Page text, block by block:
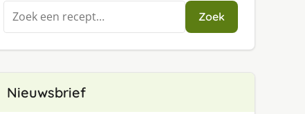
Zoeken
naar:
Zoek
Nieuwsbrief